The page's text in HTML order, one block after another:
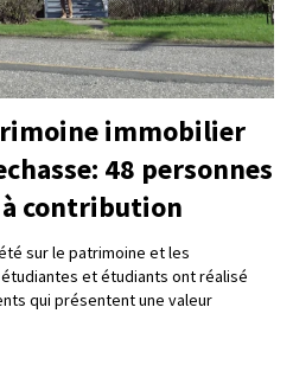
immobilier
48 personnes
contribution
sur le patrimoine et les
et étudiants ont réalisé
qui présentent une valeur